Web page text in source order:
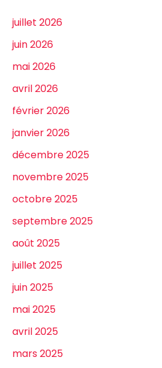
juillet 2026
juin 2026
mai 2026
avril 2026
février 2026
janvier 2026
décembre 2025
novembre 2025
octobre 2025
septembre 2025
août 2025
juillet 2025
juin 2025
mai 2025
avril 2025
mars 2025